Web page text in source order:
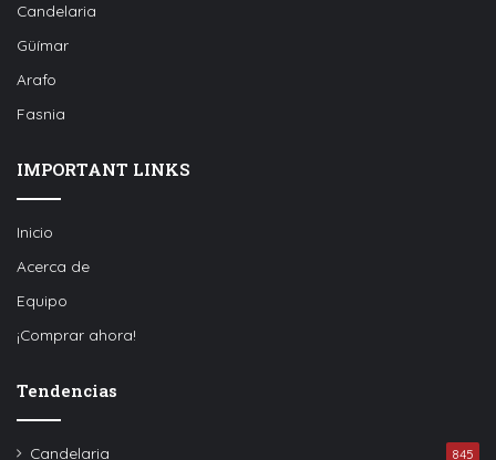
Candelaria
Güímar
Arafo
Fasnia
IMPORTANT LINKS
Inicio
Acerca de
Equipo
¡Comprar ahora!
Tendencias
Candelaria 845